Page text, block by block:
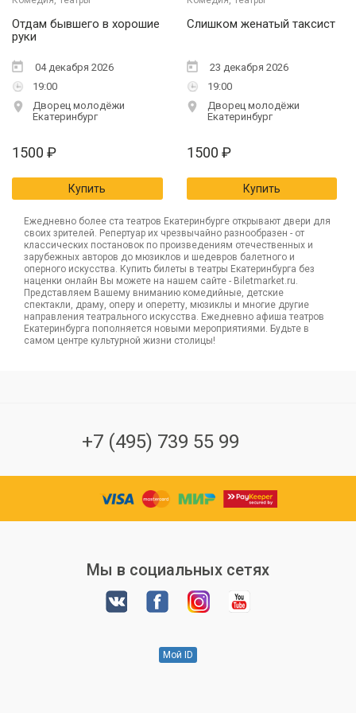
20
25
30
Другое
Отдам бывшего в хорошие
руки
04 декабря 2026
19:00
Дворец молодёжи
Екатеринбург
1500 ₽
Купить
Слишком женатый таксист
23 декабря 2026
19:00
Дворец молодёжи
Екатеринбург
1500 ₽
Купить
Ежедневно более ста театров Екатеринбурге открывают двери для
своих зрителей. Репертуар их чрезвычайно разнообразен - от
классических постановок по произведениям отечественных и
зарубежных авторов до мюзиклов и шедевров балетного и
оперного искусства. Купить билеты в театры Екатеринбурга без
наценки онлайн Вы можете на нашем сайте - Biletmarket.ru.
Представляем Вашему вниманию комедийные, детские
спектакли, драму, оперу и оперетту, мюзиклы и многие другие
направления театрального искусства. Ежедневно афиша театров
Екатеринбурга пополняется новыми мероприятиями. Будьте в
самом центре культурной жизни столицы!
+7 (495) 739 55 99
Мы в социальных сетях
Мой ID